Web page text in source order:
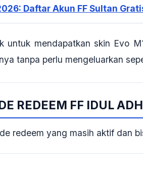
Daftar Akun FF Sultan
untuk mendapatkan skin Evo
tanpa perlu mengeluarkan
REDEEM FF IDUL
redeem yang masih aktif dan